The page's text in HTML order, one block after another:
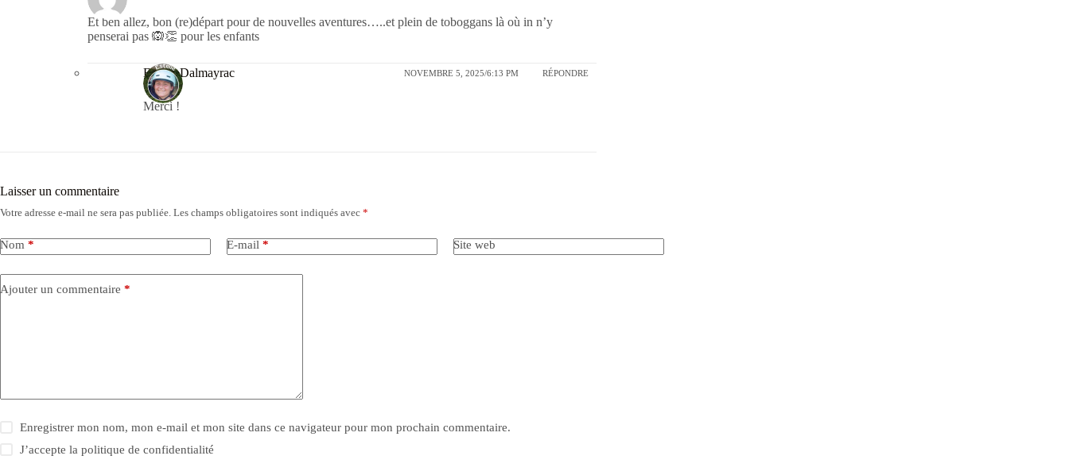
Et ben allez, bon (re)départ pour de nouvelles aventures…..et plein de toboggans là où in n’y
penserai pas 🙉👏 pour les enfants
Estelle Dalmayrac NOVEMBRE 5, 2025/6:13 PM RÉPONDRE
Merci !
Laisser un commentaire
Votre adresse e-mail ne sera pas publiée. Les champs obligatoires sont indiqués avec *
Nom * E-mail * Site web
Ajouter un commentaire *
Enregistrer mon nom, mon e-mail et mon site dans ce navigateur pour mon prochain commentaire.
J’accepte lapolitique de confidentialité